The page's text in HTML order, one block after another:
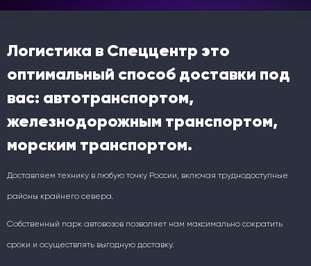
Логистика в Спеццентр это
оптимальный способ доставки под
вас: автотранспортом,
железнодорожным транспортом,
морским транспортом.
Доставляем технику в любую точку России, включая труднодоступные
районы крайнего севера.
Собственный парк автовозов позволяет нам максимально сократить
сроки и осуществлять выгодную доставку.